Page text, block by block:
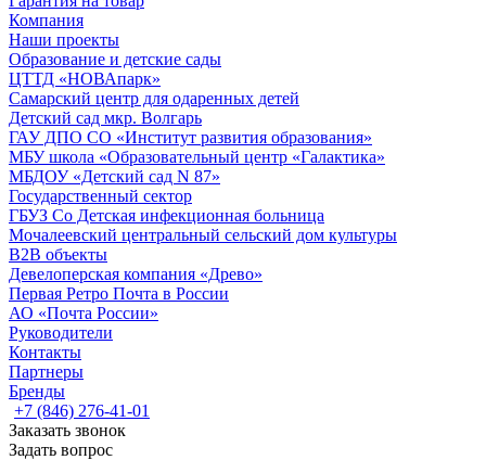
Компания
Наши проекты
Образование и детские сады
ЦТТД «НОВАпарк»
Самарский центр для одаренных детей
Детский сад мкр. Волгарь
ГАУ ДПО СО «Институт развития образования»
МБУ школа «Образовательный центр «Галактика»
МБДОУ «Детский сад N 87»
Государственный сектор
ГБУЗ Со Детская инфекционная больница
Мочалеевский центральный сельский дом культуры
B2B объекты
Девелоперская компания «Древо»
Первая Ретро Почта в России
АО «Почта России»
Руководители
Контакты
Партнеры
Бренды
+7 (846) 276-41-01
Заказать звонок
Задать вопрос